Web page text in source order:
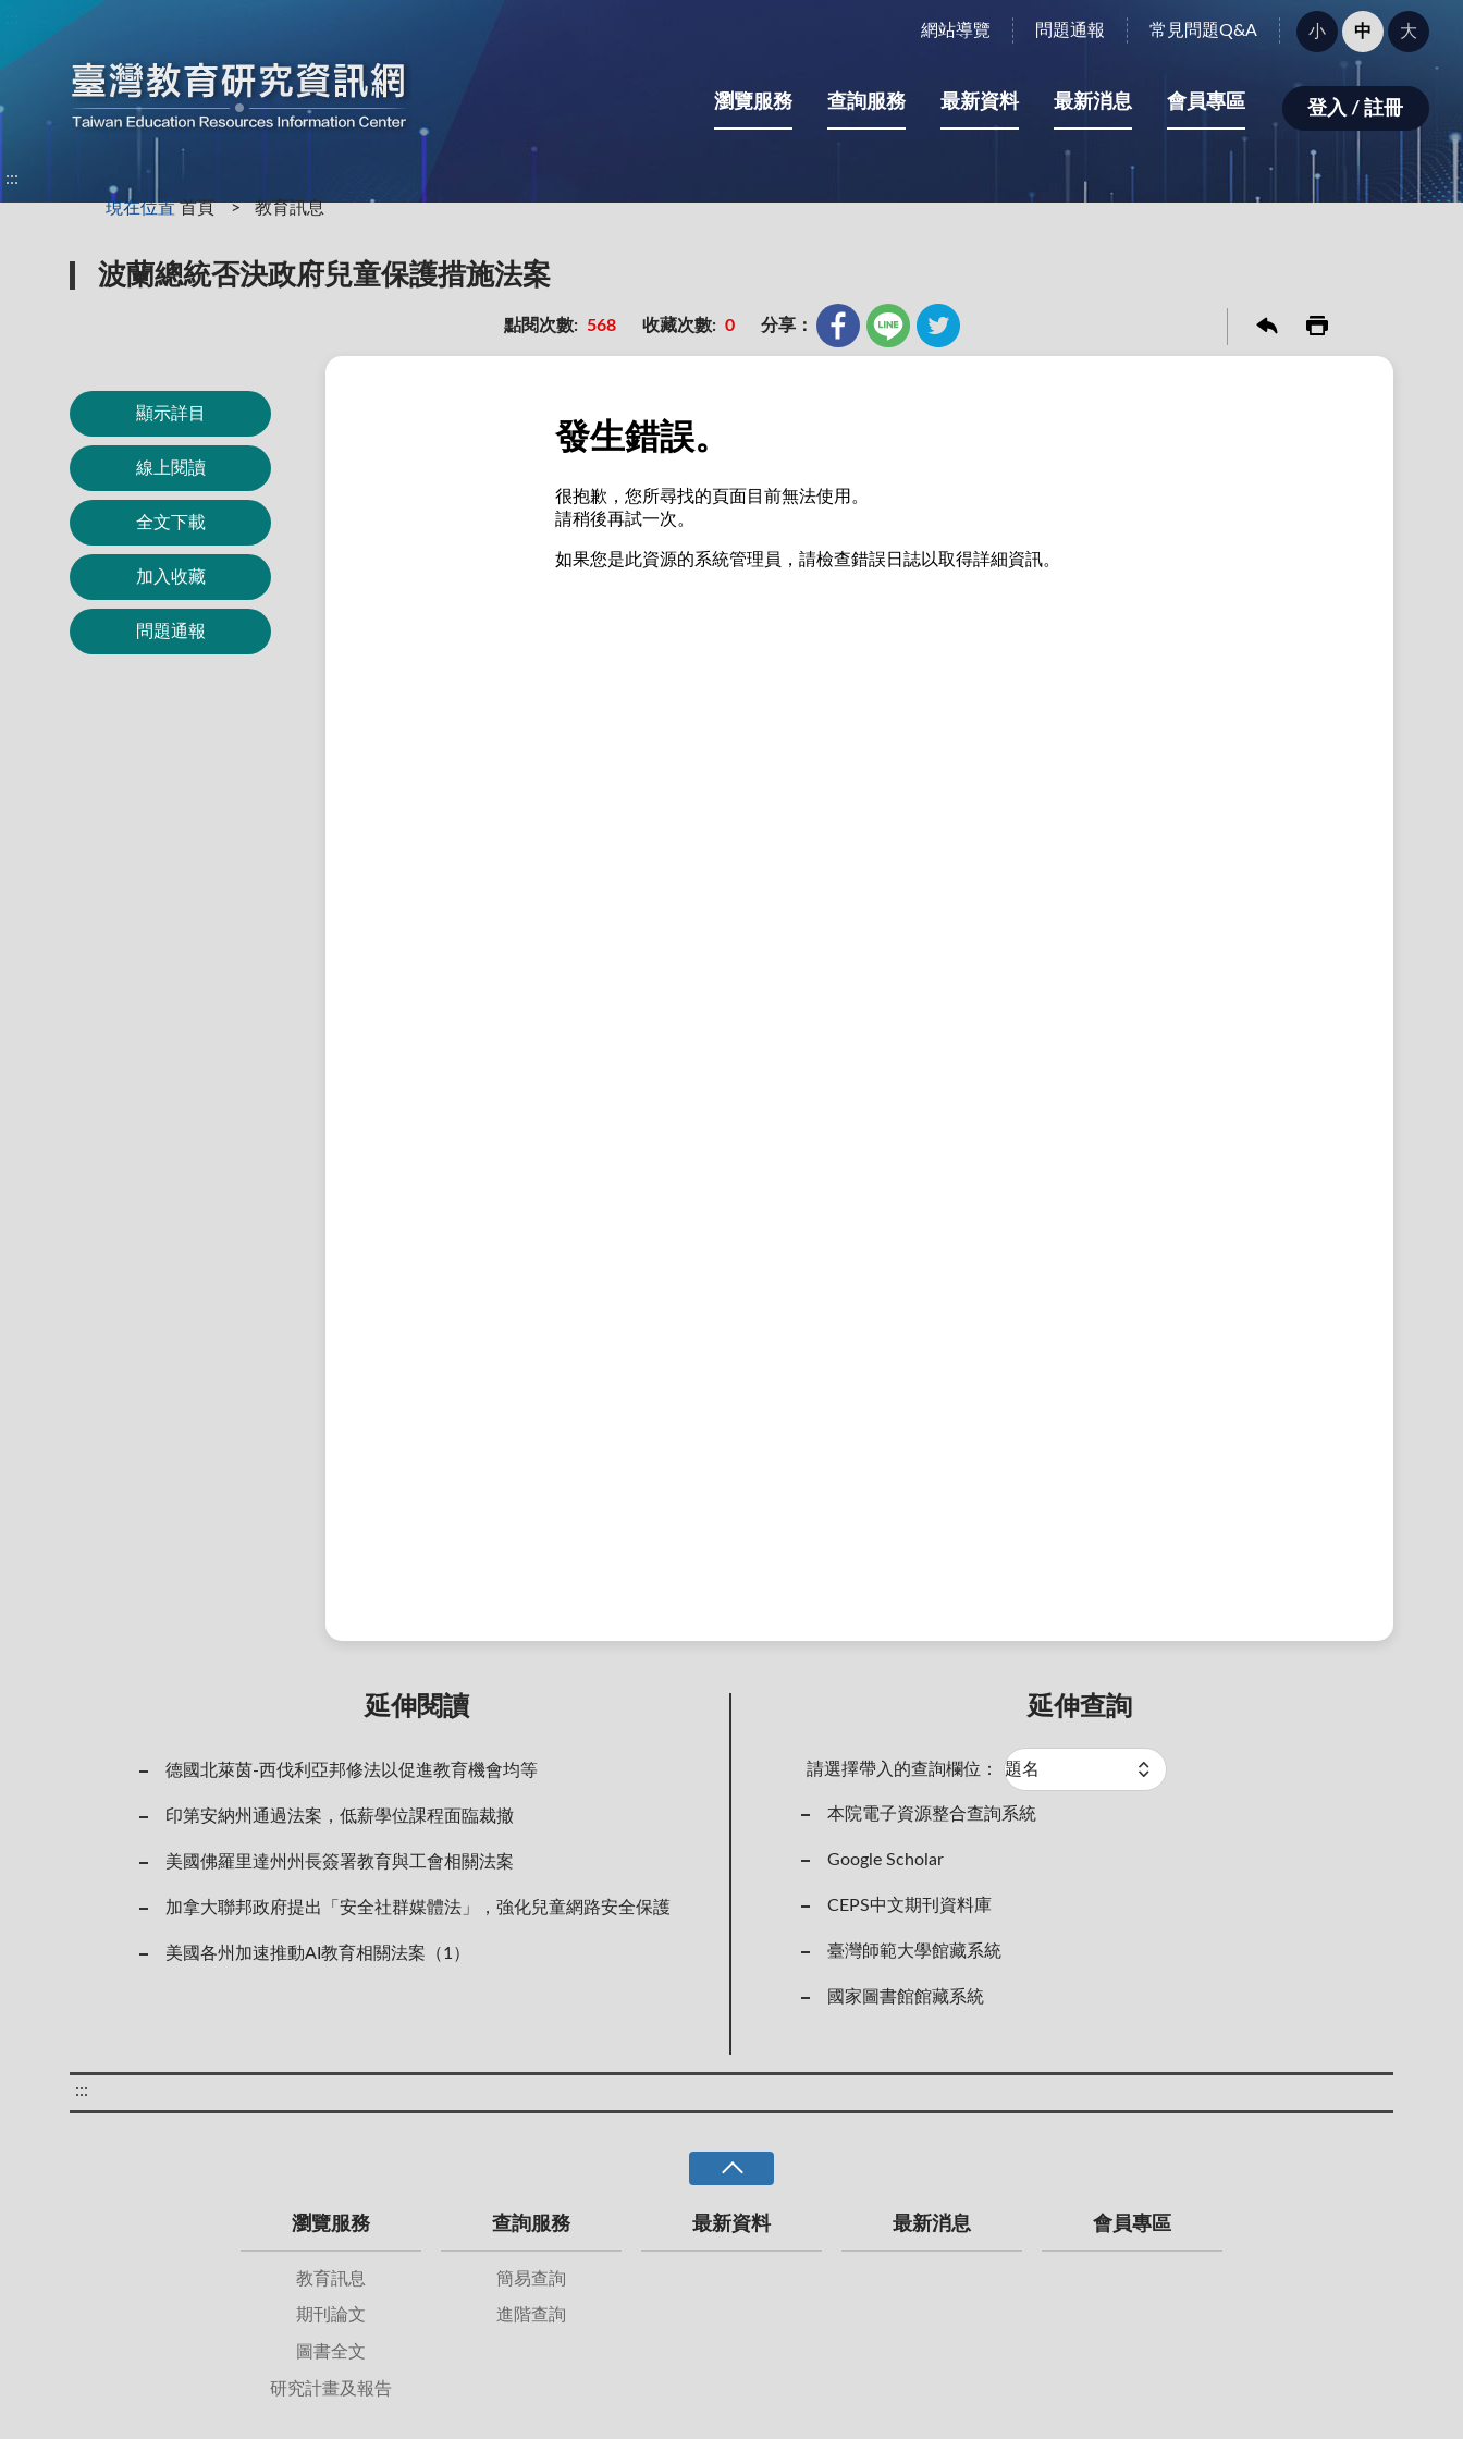
網站導覽 問題通報 常見問題Q&A
字
型
小：
小 中 大
瀏覽服務 查詢服務 最新資料 最新消息 會員專區 登入 / 註冊
:::
現在位置 首頁 教育訊息
波蘭總統否決政府兒童保護措施法案
點閱次數: 568 收藏次數: 0 分享：
顯示詳目
線上閱讀
全文下載
加入收藏
問題通報
延伸閱讀
德國北萊茵-西伐利亞邦修法以促進教育機會均等
印第安納州通過法案，低薪學位課程面臨裁撤
美國佛羅里達州州長簽署教育與工會相關法案
加拿大聯邦政府提出「安全社群媒體法」，強化兒童網路安全保護
美國各州加速推動AI教育相關法案（1）
延伸查詢
請選擇帶入的查詢欄位：
本院電子資源整合查詢系統
Google Scholar
CEPS中文期刊資料庫
臺灣師範大學館藏系統
國家圖書館館藏系統
:::
瀏覽服務
教育訊息
期刊論文
圖書全文
研究計畫及報告
查詢服務
簡易查詢
進階查詢
最新資料 最新消息 會員專區